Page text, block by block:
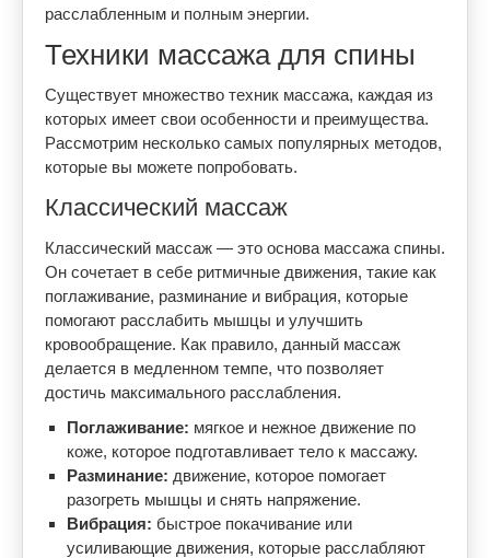
расслабленным и полным энергии.
Техники массажа для спины
Существует множество техник массажа, каждая из
которых имеет свои особенности и преимущества.
Рассмотрим несколько самых популярных методов,
которые вы можете попробовать.
Классический массаж
Классический массаж — это основа массажа спины.
Он сочетает в себе ритмичные движения, такие как
поглаживание, разминание и вибрация, которые
помогают расслабить мышцы и улучшить
кровообращение. Как правило, данный массаж
делается в медленном темпе, что позволяет
достичь максимального расслабления.
Поглаживание: мягкое и нежное движение по
коже, которое подготавливает тело к массажу.
Разминание: движение, которое помогает
разогреть мышцы и снять напряжение.
Вибрация: быстрое покачивание или
усиливающие движения, которые расслабляют